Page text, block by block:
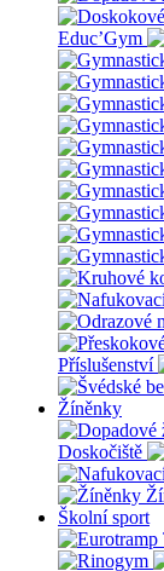
Educ’Gym
Příslušenství
Žíněnky
Doskočiště
Školní sport